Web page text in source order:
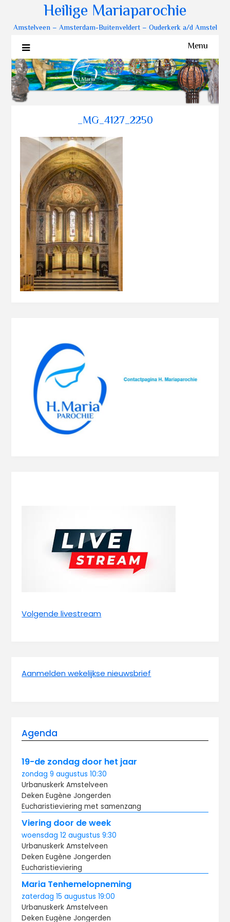
Heilige Mariaparochie
Amstelveen – Amsterdam-Buitenveldert – Ouderkerk a/d Amstel
Menu
_MG_4127_2250
Volgende livestream
Aanmelden wekelijkse nieuwsbrief
Agenda
19-de zondag door het jaar
zondag 9 augustus10:30
Urbanuskerk Amstelveen
Deken Eugène Jongerden
Eucharistieviering met samenzang
Viering door de week
woensdag 12 augustus9:30
Urbanuskerk Amstelveen
Deken Eugène Jongerden
Eucharistieviering
Maria Tenhemelopneming
zaterdag 15 augustus19:00
Urbanuskerk Amstelveen
Deken Eugène Jongerden